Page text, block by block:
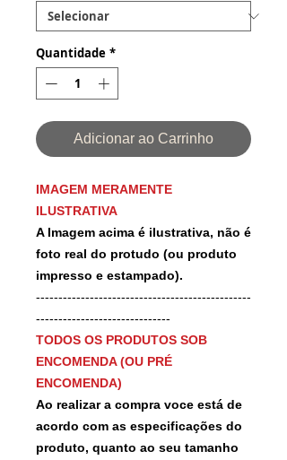
Quantidade *
Adicionar ao Carrinho
IMAGEM MERAMENTE
ILUSTRATIVA
A Imagem acima é ilustrativa, não é
foto real do protudo (ou produto
impresso e estampado).
------------------------------------------------
------------------------------
TODOS OS PRODUTOS SOB
ENCOMENDA (OU PRÉ
ENCOMENDA)
Ao realizar a compra voce está de
acordo com as especificações do
produto, quanto ao seu tamanho